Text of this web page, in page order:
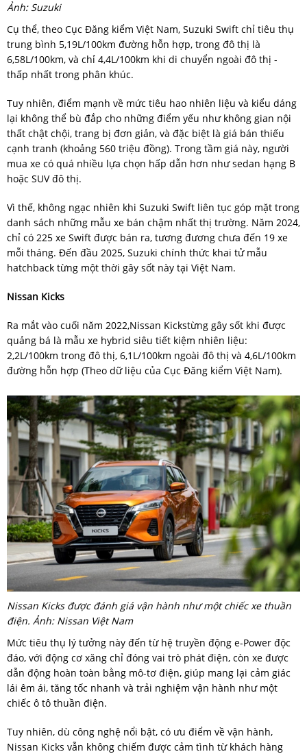
Ảnh: Suzuki
Cụ thể, theo Cục Đăng kiểm Việt Nam, Suzuki Swift chỉ tiêu thụ
trung bình 5,19L/100km đường hỗn hợp, trong đô thị là
6,58L/100km, và chỉ 4,4L/100km khi di chuyển ngoài đô thị -
thấp nhất trong phân khúc.
Tuy nhiên, điểm mạnh về mức tiêu hao nhiên liệu và kiểu dáng
lại không thể bù đắp cho những điểm yếu như không gian nội
thất chật chội, trang bị đơn giản, và đặc biệt là giá bán thiếu
cạnh tranh (khoảng 560 triệu đồng). Trong tầm giá này, người
mua xe có quá nhiều lựa chọn hấp dẫn hơn như sedan hạng B
hoặc SUV đô thị.
Vì thế, không ngạc nhiên khi Suzuki Swift liên tục góp mặt trong
danh sách những mẫu xe bán chậm nhất thị trường. Năm 2024,
chỉ có 225 xe Swift được bán ra, tương đương chưa đến 19 xe
mỗi tháng. Đến đầu 2025, Suzuki chính thức khai tử mẫu
hatchback từng một thời gây sốt này tại Việt Nam.
Nissan Kicks
Ra mắt vào cuối năm 2022,Nissan Kickstừng gây sốt khi được
quảng bá là mẫu xe hybrid siêu tiết kiệm nhiên liệu:
2,2L/100km trong đô thị, 6,1L/100km ngoài đô thị và 4,6L/100km
đường hỗn hợp (Theo dữ liệu của Cục Đăng kiểm Việt Nam).
Nissan Kicks được đánh giá vận hành như một chiếc xe thuần
điện. Ảnh: Nissan Việt Nam
Mức tiêu thụ lý tưởng này đến từ hệ truyền động e-Power độc
đáo, với động cơ xăng chỉ đóng vai trò phát điện, còn xe được
dẫn động hoàn toàn bằng mô-tơ điện, giúp mang lại cảm giác
lái êm ái, tăng tốc nhanh và trải nghiệm vận hành như một
chiếc ô tô thuần điện.
Tuy nhiên, dù công nghệ nổi bật, có ưu điểm về vận hành,
Nissan Kicks vẫn không chiếm được cảm tình từ khách hàng